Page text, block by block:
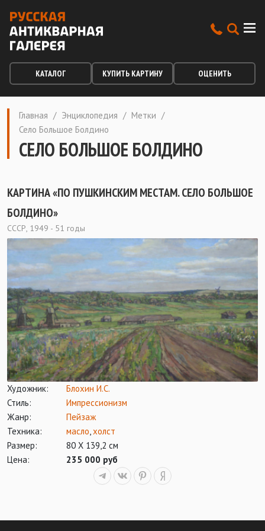
КАТАЛОГ КУПИТЬ КАРТИНУ ОЦЕНИТЬ
Главная / Энциклопедия / Метки /
Село Большое Болдино
СЕЛО БОЛЬШОЕ БОЛДИНО
КАРТИНА «ПО ПУШКИНСКИМ МЕСТАМ. СЕЛО БОЛЬШОЕ
БОЛДИНО»
СССР, 1949 - 51 годы
Художник:
Блохин И.С.
Стиль:
Импрессионизм
Жанр:
Пейзаж
Техника:
масло холст
Размер:
80 Х 139,2 см
Цена:
235 000 руб